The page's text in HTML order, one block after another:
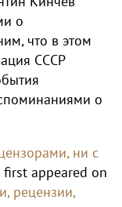
о
что в этом
СССР
о
ни с
first appeared on
рецензии,